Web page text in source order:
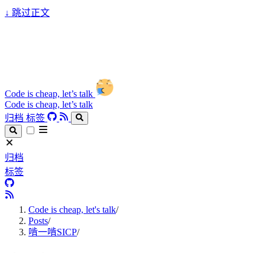
↓ 跳过正文
Code is cheap, let’s talk
Code is cheap, let’s talk
归档 标签
归档
标签
Code is cheap, let's talk/
Posts/
啃一啃SICP/